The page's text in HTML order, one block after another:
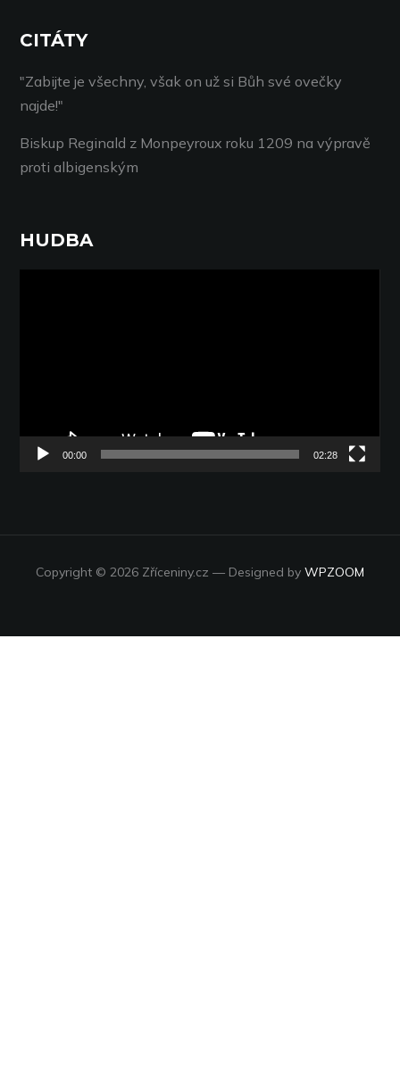
CITÁTY
"Zabijte je všechny, však on už si Bůh své ovečky
najde!"
Biskup Reginald z Monpeyroux roku 1209 na výpravě
proti albigenským
HUDBA
00:00 02:28
Copyright © 2026 Zříceniny.cz — Designed by WPZOOM